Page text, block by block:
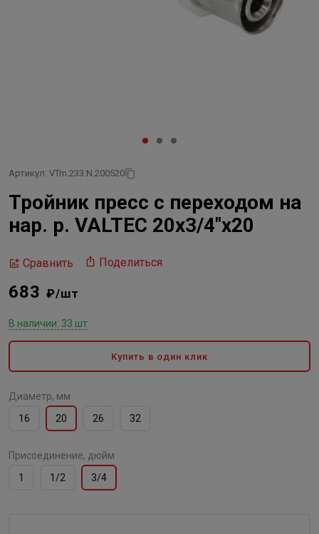
Артикул: VTm.233.N.200520
Тройник пресс с переходом на
нар. р. VALTEC 20х3/4"х20
Сравнить Поделиться
683 ₽/шт
В наличии: 33 шт
Купить в один клик
Диаметр, мм
16
20 26 32
Присоединение, дюйм
1
1/2 3/4